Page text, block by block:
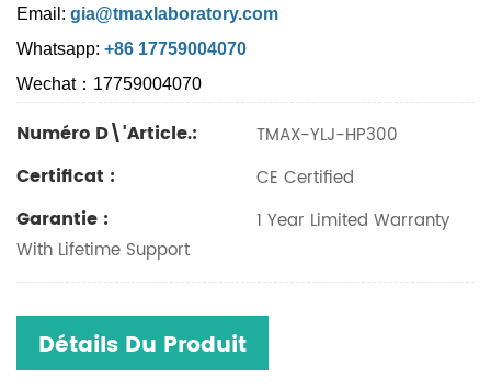
Email: gia@tmaxlaboratory.com
Whatsapp: +86 17759004070
Wechat：17759004070
Numéro D\'article.: TMAX-YLJ-HP300
Certificat : CE Certified
Garantie :
1 Year Limited Warranty
With Lifetime Support
Détails Du Produit